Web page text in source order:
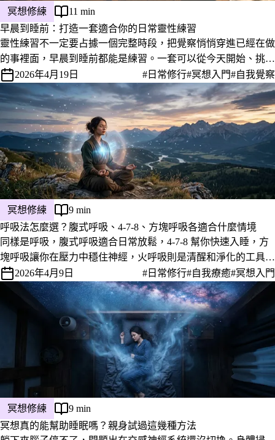
冥想修練
11 min
早晨到睡前：打造一套適合你的日常靈性練習
靈性練習不一定要占據一個完整時段，把覺察悄悄穿進已經在做
的事裡面，早晨到睡前都能是練習。一套可以從今天開始、挑一
兩個就夠用的日常框架。
2026年4月19日 #日常修行#冥想入門#自我覺察
冥想修練
9 min
呼吸法怎麼選？腹式呼吸、4-7-8、方塊呼吸各適合什麼情境
同樣是呼吸，腹式呼吸適合日常放鬆，4-7-8 幫你快速入睡，方
塊呼吸讓你在壓力中穩住神經，火呼吸則是清醒和淨化的工具。
這篇整理四種最實用的呼吸法，讓你知道什麼情況用哪一種。
2026年4月9日 #日常修行#自我療癒#冥想入門
冥想修練
9 min
冥想真的能幫助睡眠嗎？親身試過這幾種方法